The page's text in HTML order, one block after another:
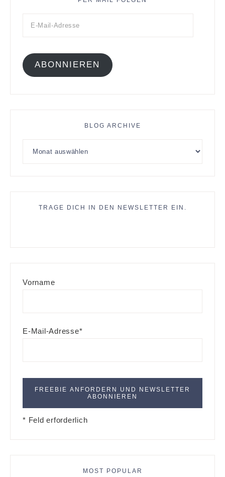
ABONNIEREN
BLOG ARCHIVE
TRAGE DICH IN DEN NEWSLETTER EIN.
Vorname
E-Mail-Adresse*
* Feld erforderlich
MOST POPULAR